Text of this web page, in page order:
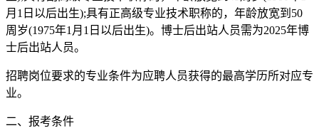
月1日以后出生);具有正高级专业技术职称的，年龄放宽到50
周岁(1975年1月1日以后出生)。博士后出站人员需为2025年博
士后出站人员。
招聘岗位要求的专业条件为应聘人员获得的最高学历所对应专
业。
二、报考条件